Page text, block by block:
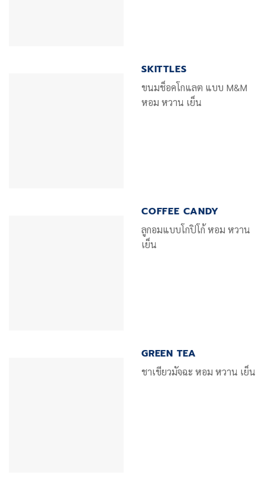
SKITTLES
ขนมช็อคโกแลต แบบ M&M
หอม หวาน เย็น
COFFEE CANDY
ลูกอมแบบโกปิโก้ หอม หวาน
เย็น
GREEN TEA
ชาเขียวมัจฉะ หอม หวาน เย็น